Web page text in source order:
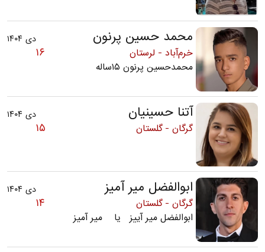
دی ۱۴۰۴ محمد حسین پرنون
۱۶
خرم‌آباد - لرستان
محمدحسین پرنون ۱۵ساله
دی ۱۴۰۴ آتنا حسینیان
۱۵ گرگان - گلستان
دی ۱۴۰۴ ابوالفضل میر آمیز
۱۴
گرگان - گلستان
ابوالفضل میر آییز یا میر آمیز